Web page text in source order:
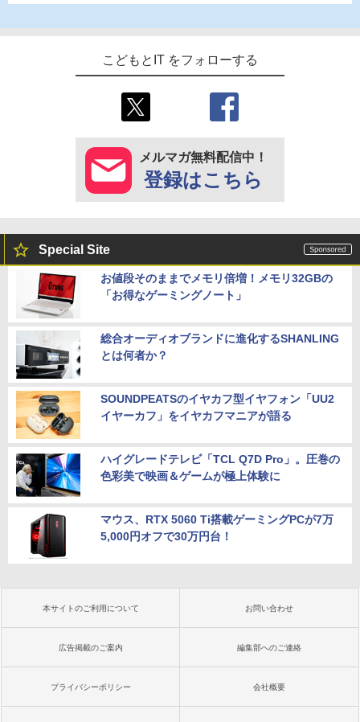
こどもとIT をフォローする
メルマガ無料配信中！
登録はこちら
Special Site
お値段そのままでメモリ倍増！メモリ32GBの
「お得なゲーミングノート」
総合オーディオブランドに進化するSHANLING
とは何者か？
SOUNDPEATSのイヤカフ型イヤフォン「UU2
イヤーカフ」をイヤカフマニアが語る
ハイグレードテレビ「TCL Q7D Pro」。圧巻の
色彩美で映画＆ゲームが極上体験に
マウス、RTX 5060 Ti搭載ゲーミングPCが7万
5,000円オフで30万円台！
本サイトのご利用について お問い合わせ
広告掲載のご案内 編集部へのご連絡
プライバシーポリシー 会社概要